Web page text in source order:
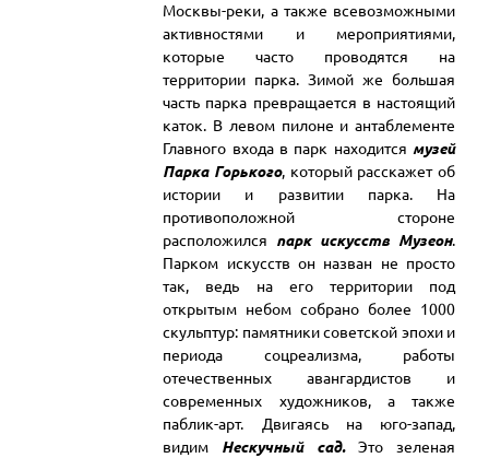
Москвы-реки, а также всевозможными
активностями и мероприятиями,
которые часто проводятся на
территории парка. Зимой же большая
часть парка превращается в настоящий
каток. В левом пилоне и антаблементе
Главного входа в парк находится музей
Парка Горького, который расскажет об
истории и развитии парка. На
противоположной стороне
расположился парк искусств Музеон.
Парком искусств он назван не просто
так, ведь на его территории под
открытым небом собрано более 1000
скульптур: памятники советской эпохи и
периода соцреализма, работы
отечественных авангардистов и
современных художников, а также
паблик-арт. Двигаясь на юго-запад,
видим Нескучный сад.Это зеленая